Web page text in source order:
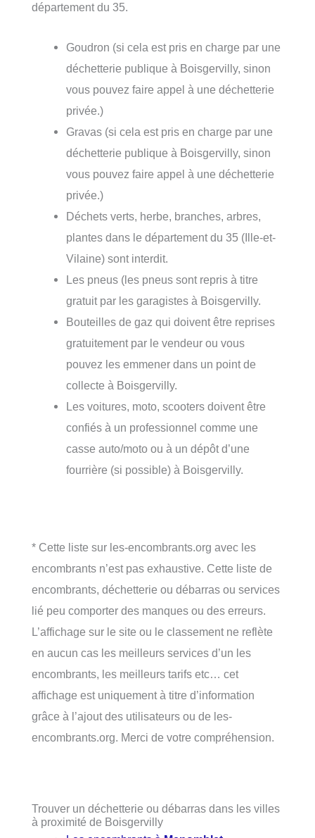
département du 35.
Goudron (si cela est pris en charge par une
déchetterie publique à Boisgervilly, sinon
vous pouvez faire appel à une déchetterie
privée.)
Gravas (si cela est pris en charge par une
déchetterie publique à Boisgervilly, sinon
vous pouvez faire appel à une déchetterie
privée.)
Déchets verts, herbe, branches, arbres,
plantes dans le département du 35 (Ille-et-
Vilaine) sont interdit.
Les pneus (les pneus sont repris à titre
gratuit par les garagistes à Boisgervilly.
Bouteilles de gaz qui doivent être reprises
gratuitement par le vendeur ou vous
pouvez les emmener dans un point de
collecte à Boisgervilly.
Les voitures, moto, scooters doivent être
confiés à un professionnel comme une
casse auto/moto ou à un dépôt d’une
fourrière (si possible) à Boisgervilly.
* Cette liste sur les-encombrants.org avec les
encombrants n’est pas exhaustive. Cette liste de
encombrants, déchetterie ou débarras ou services
lié peu comporter des manques ou des erreurs.
L’affichage sur le site ou le classement ne reflète
en aucun cas les meilleurs services d’un les
encombrants, les meilleurs tarifs etc… cet
affichage est uniquement à titre d’information
grâce à l’ajout des utilisateurs ou de les-
encombrants.org. Merci de votre compréhension.
Trouver un déchetterie ou débarras dans les villes
à proximité de Boisgervilly